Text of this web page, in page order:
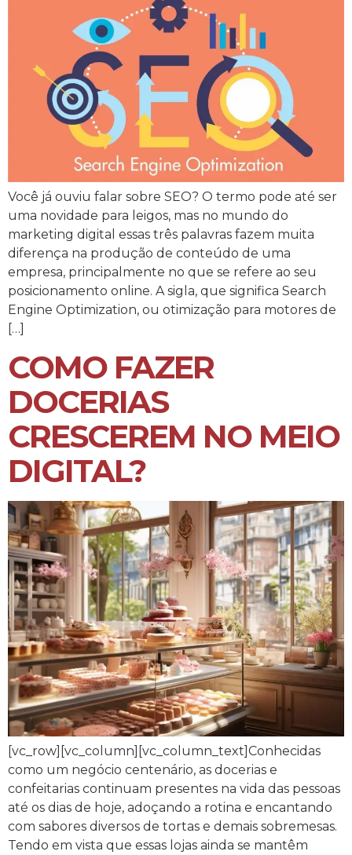
Você já ouviu falar sobre SEO? O termo pode até ser
uma novidade para leigos, mas no mundo do
marketing digital essas três palavras fazem muita
diferença na produção de conteúdo de uma
empresa, principalmente no que se refere ao seu
posicionamento online. A sigla, que significa Search
Engine Optimization, ou otimização para motores de
[…]
COMO FAZER
DOCERIAS
CRESCEREM NO MEIO
DIGITAL?
[vc_row][vc_column][vc_column_text]Conhecidas
como um negócio centenário, as docerias e
confeitarias continuam presentes na vida das pessoas
até os dias de hoje, adoçando a rotina e encantando
com sabores diversos de tortas e demais sobremesas.
Tendo em vista que essas lojas ainda se mantêm